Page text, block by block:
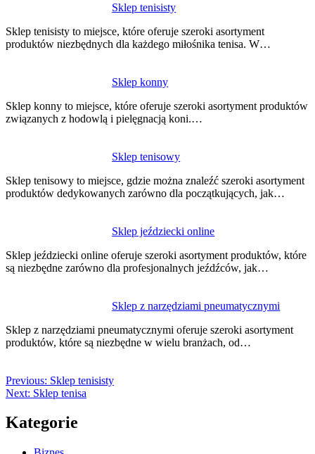
Sklep tenisisty
Sklep tenisisty to miejsce, które oferuje szeroki asortyment
produktów niezbędnych dla każdego miłośnika tenisa. W…
Sklep konny
Sklep konny to miejsce, które oferuje szeroki asortyment produktów
związanych z hodowlą i pielęgnacją koni.…
Sklep tenisowy
Sklep tenisowy to miejsce, gdzie można znaleźć szeroki asortyment
produktów dedykowanych zarówno dla początkujących, jak…
Sklep jeździecki online
Sklep jeździecki online oferuje szeroki asortyment produktów, które
są niezbędne zarówno dla profesjonalnych jeźdźców, jak…
Sklep z narzędziami pneumatycznymi
Sklep z narzędziami pneumatycznymi oferuje szeroki asortyment
produktów, które są niezbędne w wielu branżach, od…
wpisu
Previous: Sklep tenisisty
Next: Sklep tenisa
Kategorie